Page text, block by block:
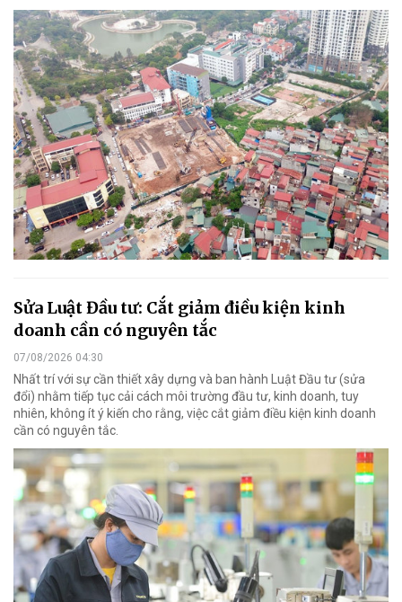
Sửa Luật Đầu tư: Cắt giảm điều kiện kinh
doanh cần có nguyên tắc
07/08/2026 04:30
Nhất trí với sự cần thiết xây dựng và ban hành Luật Đầu tư (sửa
đổi) nhằm tiếp tục cải cách môi trường đầu tư, kinh doanh, tuy
nhiên, không ít ý kiến cho rằng, việc cắt giảm điều kiện kinh doanh
cần có nguyên tắc.